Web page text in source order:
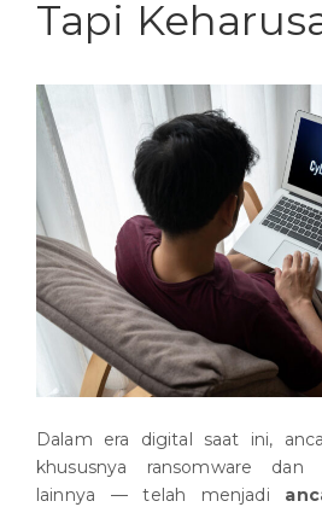
Tapi
Dalam era digital saat ini,
khususnya ransomware dan
lainnya — telah menjadi